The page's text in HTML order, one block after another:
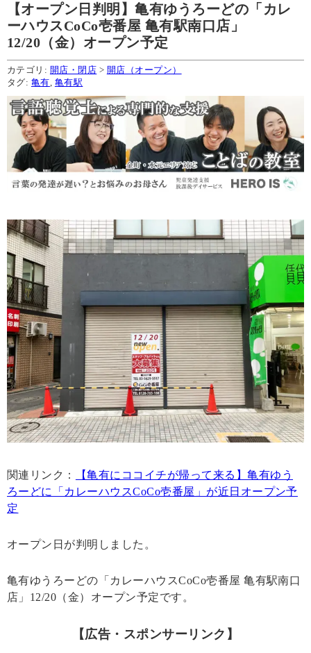
【オープン日判明】亀有ゆうろーどの「カレ
ーハウスCoCo壱番屋 亀有駅南口店」
12/20（金）オープン予定
カテゴリ: 開店・閉店 > 開店（オープン）
タグ: 亀有 亀有駅
関連リンク：
【亀有にココイチが帰って来る】亀有ゆう
ろーどに「カレーハウスCoCo壱番屋」が近日オープン予
定
オープン日が判明しました。
亀有ゆうろーどの「カレーハウスCoCo壱番屋 亀有駅南口
店」12/20（金）オープン予定です。
【広告・スポンサーリンク】